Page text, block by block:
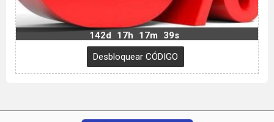
142d 17h 17m 38s